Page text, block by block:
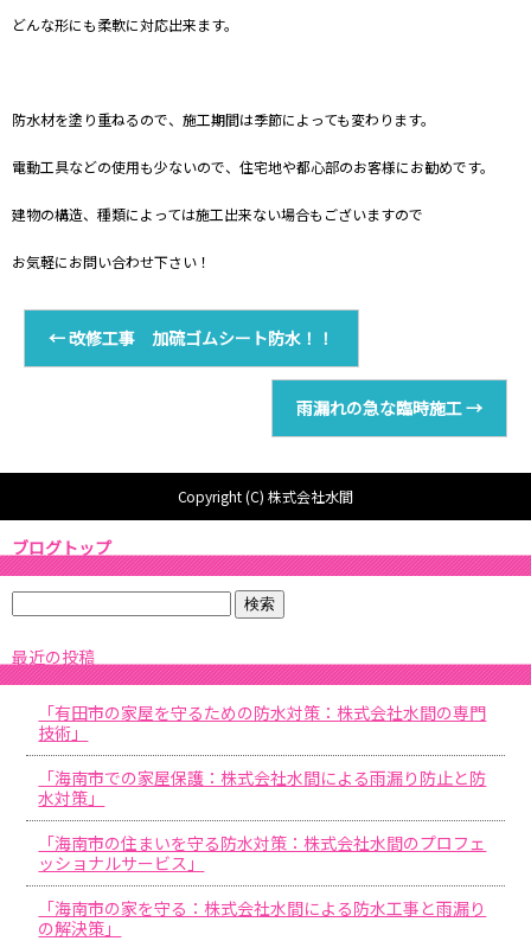
どんな形にも柔軟に対応出来ます。
防水材を塗り重ねるので、施工期間は季節によっても変わります。
電動工具などの使用も少ないので、住宅地や都心部のお客様にお勧めです。
建物の構造、種類によっては施工出来ない場合もございますので
お気軽にお問い合わせ下さい！
←改修工事 加硫ゴムシート防水！！
雨漏れの急な臨時施工→
Copyright (C) 株式会社水間
ブログトップ
最近の投稿
「有田市の家屋を守るための防水対策：株式会社水間の専門
技術」
「海南市での家屋保護：株式会社水間による雨漏り防止と防
水対策」
「海南市の住まいを守る防水対策：株式会社水間のプロフェ
ッショナルサービス」
「海南市の家を守る：株式会社水間による防水工事と雨漏り
の解決策」